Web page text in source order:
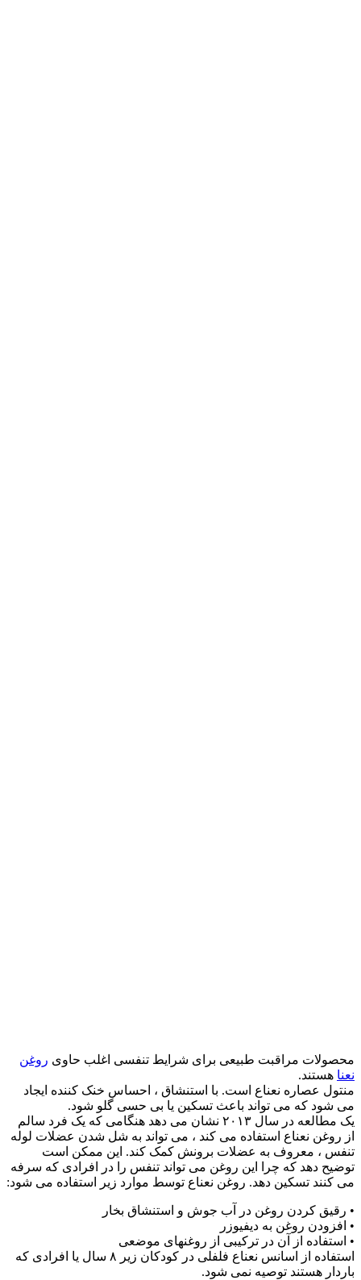
محصولات مراقبت طبیعی برای شرایط تنفسی اغلب حاوی روغن
نعنا هستند.
منتول عصاره نعناع است. با استنشاق ، احساس خنک کننده ایجاد
می شود که می تواند باعث تسکین یا بی حسی گلو شود.
یک مطالعه در سال ۲۰۱۳ نشان می دهد هنگامی که یک فرد سالم
از روغن نعناع استفاده می کند ، می تواند به شل شدن عضلات لوله
تنفس ، معروف به عضلات برونش کمک کند. این ممکن است
توضیح دهد که چرا این روغن می تواند تنفس را در افرادی که سرفه
می کنند تسکین دهد. روغن نعناع توسط موارد زیر استفاده می شود:
• رقیق کردن روغن در آب جوش و استنشاق بخار
• افزودن روغن به دیفیوزر
• استفاده از آن در ترکیبی از روغنهای موضعی
استفاده از اسانس نعناع فلفلی در کودکان زیر ۸ سال یا افرادی که
باردار هستند توصیه نمی شود.